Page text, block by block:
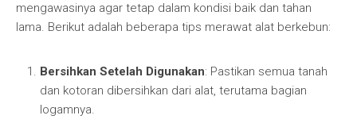
mengawasinya agar tetap dalam kondisi baik dan tahan
lama. Berikut adalah beberapa tips merawat alat berkebun:
Bersihkan Setelah Digunakan: Pastikan semua tanah
dan kotoran dibersihkan dari alat, terutama bagian
logamnya.